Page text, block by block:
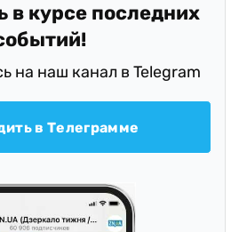
в курсе последних
на наш канал в Telegram
в Телеграмме